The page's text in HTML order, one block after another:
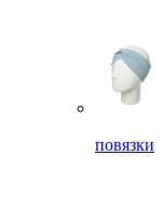
повязки